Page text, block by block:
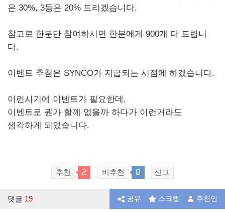
은 30%, 3등은 20% 드리겠습니다.
참고로 한분만 참여하시면 한분에게 900개 다 드립니
다.
이벤트 추첨은 SYNCO가 지급되는 시점에 하겠습니다.
이런시기에 이벤트가 필요한데,
이벤트로 뭔가 할께 없을까 하다가 이런거라도
생각하게 되었습니다.
추천 2 비추천 8 신고
댓글 19 공유 스크랩 추천인